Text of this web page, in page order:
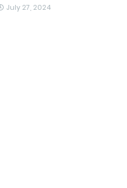
July 27, 2024